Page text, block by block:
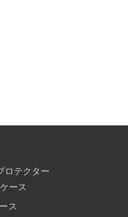
ロテクター
ース
ス